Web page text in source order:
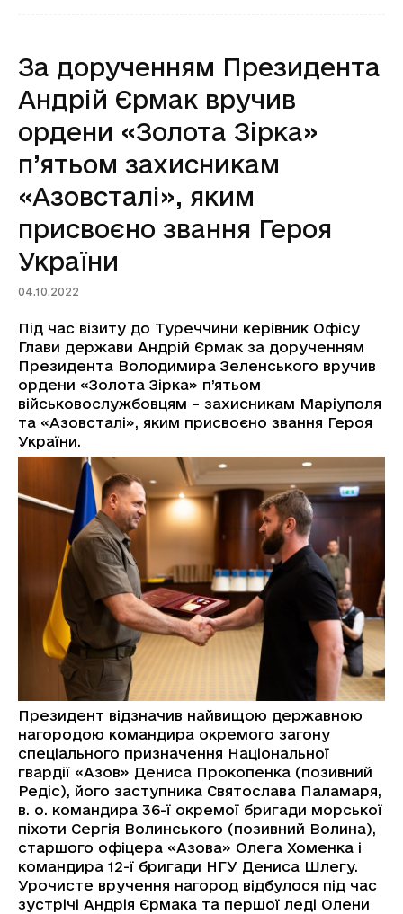
За дорученням Президента
Андрій Єрмак вручив
ордени «Золота Зірка»
п’ятьом захисникам
«Азовсталі», яким
присвоєно звання Героя
України
04.10.2022
Під час візиту до Туреччини керівник Офісу
Глави держави Андрій Єрмак за дорученням
Президента Володимира Зеленського вручив
ордени «Золота Зірка» п’ятьом
військовослужбовцям – захисникам Маріуполя
та «Азовсталі», яким присвоєно звання Героя
України.
Президент відзначив найвищою державною
нагородою командира окремого загону
спеціального призначення Національної
гвардії «Азов» Дениса Прокопенка (позивний
Редіс), його заступника Святослава Паламаря,
в. о. командира 36-ї окремої бригади морської
піхоти Сергія Волинського (позивний Волина),
старшого офіцера «Азова» Олега Хоменка і
командира 12-ї бригади НГУ Дениса Шлегу.
Урочисте вручення нагород відбулося під час
зустрічі Андрія Єрмака та першої леді Олени